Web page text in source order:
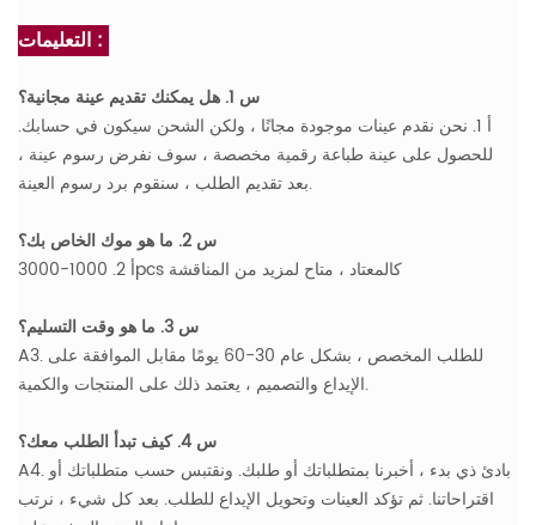
التعليمات :
س 1. هل يمكنك تقديم عينة مجانية؟
أ 1. نحن نقدم عينات موجودة مجانًا ، ولكن الشحن سيكون في حسابك.
للحصول على عينة طباعة رقمية مخصصة ، سوف نفرض رسوم عينة ،
بعد تقديم الطلب ، سنقوم برد رسوم العينة.
س 2. ما هو موك الخاص بك؟
أ 2. 1000-3000pcs كالمعتاد ، متاح لمزيد من المناقشة
س 3. ما هو وقت التسليم؟
A3. للطلب المخصص ، بشكل عام 30-60 يومًا مقابل الموافقة على
الإيداع والتصميم ، يعتمد ذلك على المنتجات والكمية.
س 4. كيف تبدأ الطلب معك؟
A4. بادئ ذي بدء ، أخبرنا بمتطلباتك أو طلبك. ونقتبس حسب متطلباتك أو
اقتراحاتنا. ثم تؤكد العينات وتحويل الإيداع للطلب. بعد كل شيء ، نرتب